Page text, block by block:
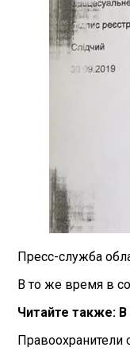
Пресс-служба
В то же время в
Читайте также: В